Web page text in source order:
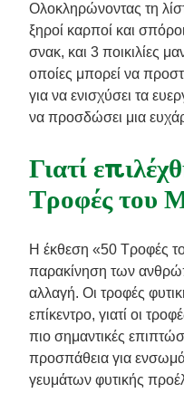
Ολοκληρώνοντας τη
ξηροί καρποί και
σνακ, και 3 ποικιλίες
οποίες μπορεί να
για να ενισχύσει τα
να προσδώσει μια
Γιατί
Τροφές του
Η έκθεση «50 Τροφές
παρακίνηση των
αλλαγή. Οι τροφές
επίκεντρο, γιατί οι
πιο σημαντικές
προσπάθεια για
γευμάτων φυτικής